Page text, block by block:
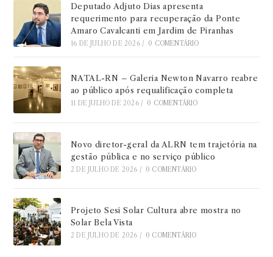
Deputado Adjuto Dias apresenta
requerimento para recuperação da Ponte
Amaro Cavalcanti em Jardim de Piranhas
16 DE JULHO DE 2026 / 0 COMENTÁRIO
NATAL-RN – Galeria Newton Navarro reabre
ao público após requalificação completa
11 DE JULHO DE 2026 / 0 COMENTÁRIO
Novo diretor-geral da ALRN tem trajetória na
gestão pública e no serviço público
2 DE JULHO DE 2026 / 0 COMENTÁRIO
Projeto Sesi Solar Cultura abre mostra no
Solar Bela Vista
2 DE JULHO DE 2026 / 0 COMENTÁRIO